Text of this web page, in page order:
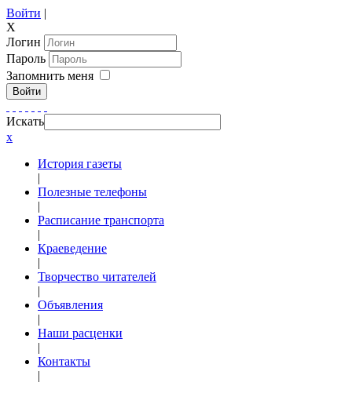
Войти |
X
Логин
Пароль
Запомнить меня
Войти
Искать
x
История газеты
|
Полезные телефоны
|
Расписание транспорта
|
Краеведение
|
Творчество читателей
|
Объявления
|
Наши расценки
|
Контакты
|